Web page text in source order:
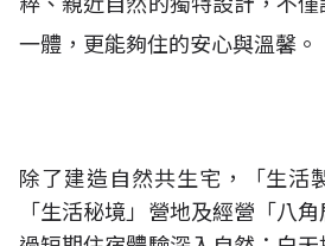
一體，更能夠住的安心與溫馨。
除了建造自然共生宅， 「生活
「生活秘境」營地及經營「八